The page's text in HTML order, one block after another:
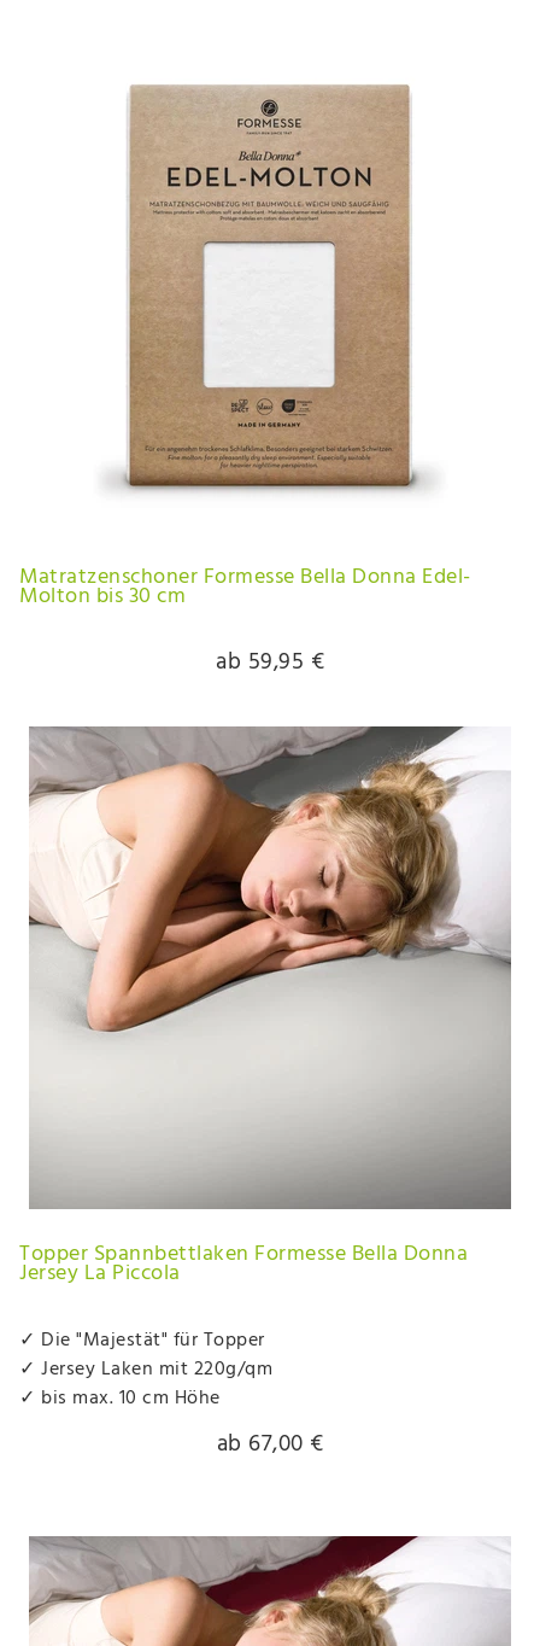
Matratzenschoner Formesse Bella Donna Edel-
Molton bis 30 cm
ab 59,95 €
Topper Spannbettlaken Formesse Bella Donna
Jersey La Piccola
✓ Die "Majestät" für Topper
✓ Jersey Laken mit 220g/qm
✓ bis max. 10 cm Höhe
ab 67,00 €